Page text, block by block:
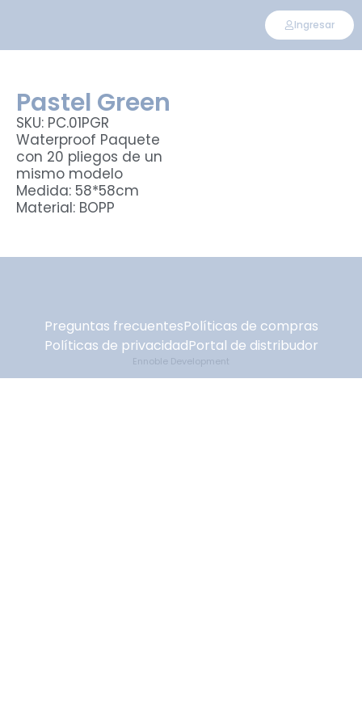
Ingresar
Pastel Green
SKU: PC.01PGR
Waterproof Paquete
con 20 pliegos de un
mismo modelo
Medida: 58*58cm
Material: BOPP
Preguntas frecuentesPolíticas de compras
Políticas de privacidadPortal de distribudor
Ennoble Development